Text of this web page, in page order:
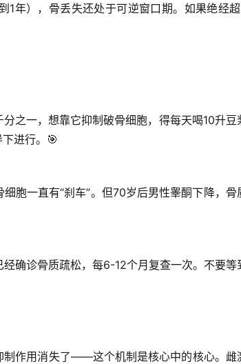
1年），骨丢失还处于可逆窗口期。如果绝经
之一，想靠它抑制破骨细胞，得每天喝10升豆
进行。🎯
胞一直有“刹车”。但70岁后男性睾酮下降，骨
确诊骨质疏松，每6-12个月复查一次。不要等
制作用消失了——这个机制是核心中的核心。雌